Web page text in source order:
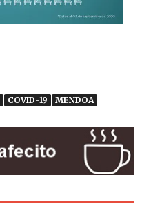
COVID-19 MENDOA